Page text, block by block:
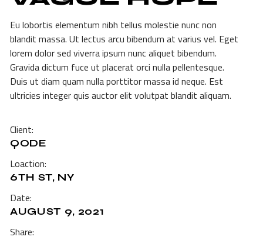
Eu lobortis elementum nibh tellus molestie nunc non
blandit massa. Ut lectus arcu bibendum at varius vel. Eget
lorem dolor sed viverra ipsum nunc aliquet bibendum.
Gravida dictum fuce ut placerat orci nulla pellentesque.
Duis ut diam quam nulla porttitor massa id neque. Est
ultricies integer quis auctor elit volutpat blandit aliquam.
Client:
QODE
Loaction:
6TH ST, NY
Date:
AUGUST 9, 2021
Share: